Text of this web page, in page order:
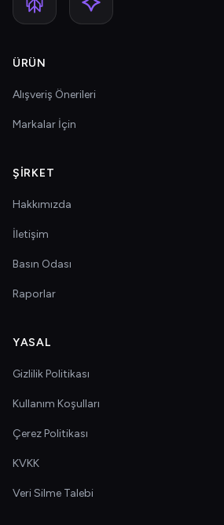
ÜRÜN
Alışveriş Önerileri
Markalar İçin
ŞIRKET
Hakkımızda
İletişim
Basın Odası
Raporlar
YASAL
Gizlilik Politikası
Kullanım Koşulları
Çerez Politikası
KVKK
Veri Silme Talebi